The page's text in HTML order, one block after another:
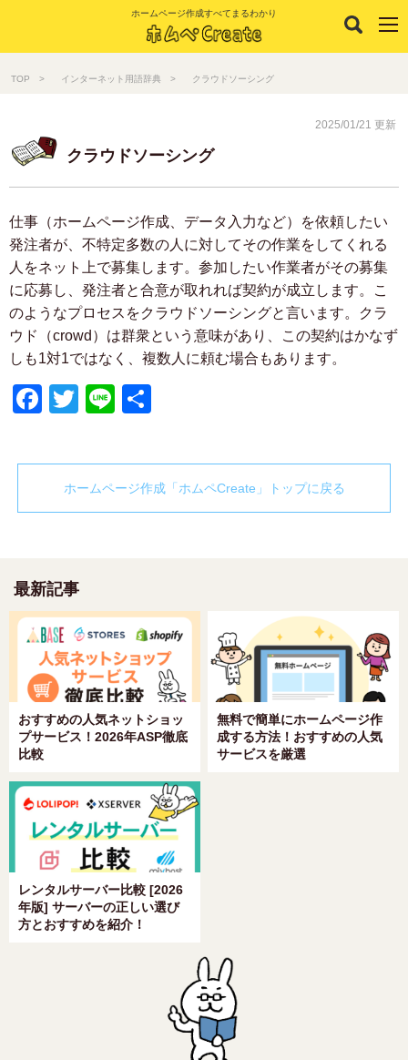
ホームページ作成すべてまるわかり
TOP インターネット用語辞典 クラウドソーシング
2025/01/21 更新
クラウドソーシング
仕事（ホームページ作成、データ入力など）を依頼したい
発注者が、不特定多数の人に対してその作業をしてくれる
人をネット上で募集します。参加したい作業者がその募集
に応募し、発注者と合意が取れれば契約が成立します。こ
のようなプロセスをクラウドソーシングと言います。クラ
ウド（crowd）は群衆という意味があり、この契約はかなず
しも1対1ではなく、複数人に頼む場合もあります。
Facebook
Twitter
Line
ホームページ作成「ホムペCreate」トップに戻る
最新記事
おすすめの人気ネットショッ
プサービス！2026年ASP徹底
比較
無料で簡単にホームページ作
成する方法！おすすめの人気
サービスを厳選
レンタルサーバー比較 [2026
年版] サーバーの正しい選び
方とおすすめを紹介！